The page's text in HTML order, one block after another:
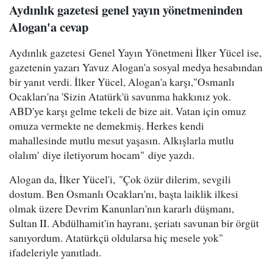
Aydınlık gazetesi genel yayın yönetmeninden
Alogan'a cevap
Aydınlık gazetesi Genel Yayın Yönetmeni İlker Yücel ise,
gazetenin yazarı Yavuz Alogan'a sosyal medya hesabından
bir yanıt verdi. İlker Yücel, Alogan'a karşı,"Osmanlı
Ocakları'na 'Sizin Atatürk'ü savunma hakkınız yok.
ABD'ye karşı gelme tekeli de bize ait. Vatan için omuz
omuza vermekte ne demekmiş. Herkes kendi
mahallesinde mutlu mesut yaşasın. Alkışlarla mutlu
olalım' diye iletiyorum hocam" diye yazdı.
​Alogan da, İlker Yücel'i, "Çok özür dilerim, sevgili
dostum. Ben Osmanlı Ocakları'nı, başta laiklik ilkesi
olmak üzere Devrim Kanunları'nın kararlı düşmanı,
Sultan II. Abdülhamit'in hayranı, şeriatı savunan bir örgüt
sanıyordum. Atatürkçü oldularsa hiç mesele yok"
ifadeleriyle yanıtladı.